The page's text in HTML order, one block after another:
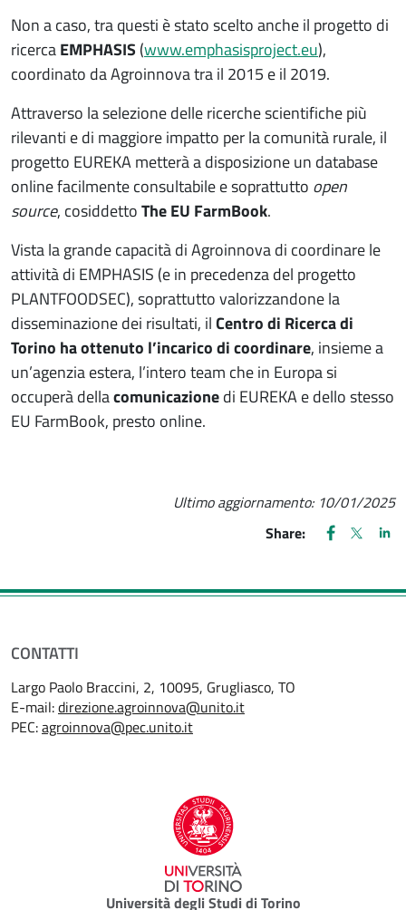
Non a caso, tra questi è stato scelto anche il progetto di
ricercaEMPHASIS (www.emphasisproject.eu),
coordinato da Agroinnova tra il 2015 e il 2019.
Attraverso la selezione delle ricerche scientifiche più
rilevanti e di maggiore impatto per la comunità rurale, il
progetto EUREKA metterà a disposizione un database
online facilmente consultabile e soprattutto open
source, cosiddettoThe EU FarmBook.
Vista la grande capacità di Agroinnova di coordinare le
attività di EMPHASIS (e in precedenza del progetto
PLANTFOODSEC), soprattutto valorizzandone la
disseminazione dei risultati, ilCentro di Ricerca di
Torino ha ottenuto l’incarico di coordinare, insieme a
un’agenzia estera, l’intero team che in Europa si
occuperà dellacomunicazionedi EUREKA e dello stesso
EU FarmBook, presto online.
Ultimo aggiornamento: 10/01/2025
Share:
FACEBOOK
(apre una
X
(apre
CONTATTI
Largo Paolo Braccini, 2, 10095, Grugliasco, TO
E-mail:direzione.agroinnova@unito.it
PEC:agroinnova@pec.unito.it
Università degli Studi di Torino